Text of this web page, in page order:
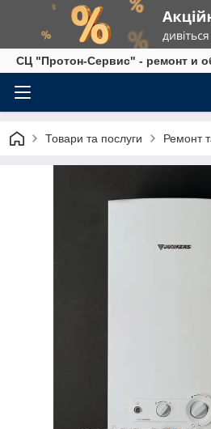
СЦ "Протон-Сервис" - ремонт и
Товари та послуги Ремонт